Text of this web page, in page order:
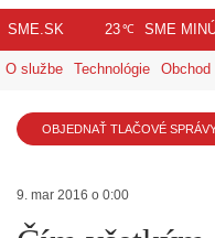
SME.SK 23℃ SME
O službe Technológie Obchod
OBJEDNAŤ TLAČOVÉ
9. mar 2016 o 0:00